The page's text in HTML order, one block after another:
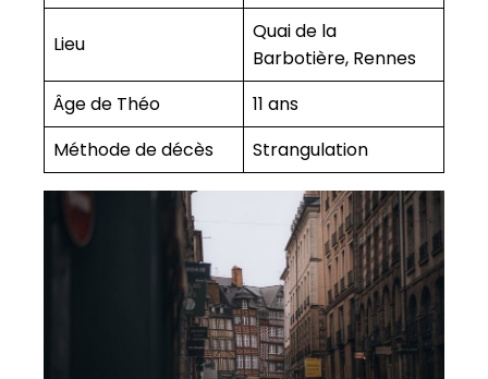
Lieu
Quai de la
Barbotière, Rennes
Âge de Théo
11 ans
Méthode de décès
Strangulation